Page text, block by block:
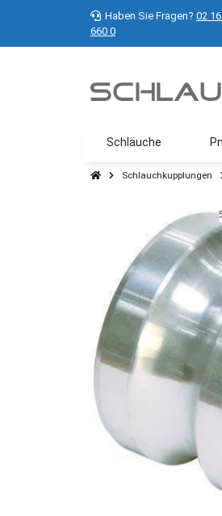
Haben Sie Fragen? 02
660 0
Schläuche
Schlauchkupplungen